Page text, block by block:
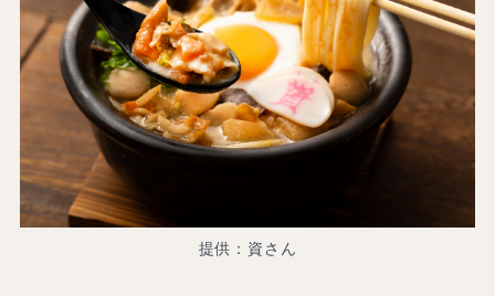
提供：資さん